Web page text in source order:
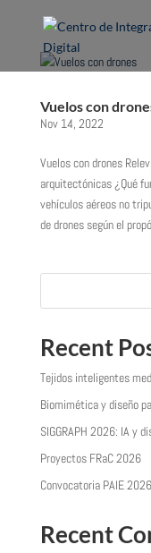
Vuelos con
Nov 14, 2022
Vuelos con drones
arquitectónicas ¿Qué
vehículos aéreos no
de drones según el
Recent
Tejidos inteligentes
Biomimética y diseño
SIGGRAPH 2026: IA y
Proyectos FRaC 2026
Convocatoria PAIE
Recent